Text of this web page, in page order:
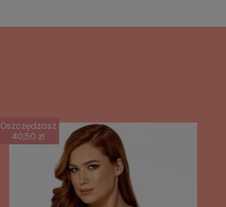
Oszczędzasz
40,50 zł